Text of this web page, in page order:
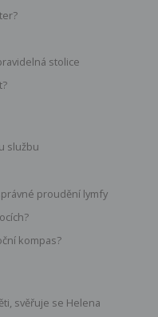
stolice
službu
proudění lymfy
kompas?
svěřuje se Helena